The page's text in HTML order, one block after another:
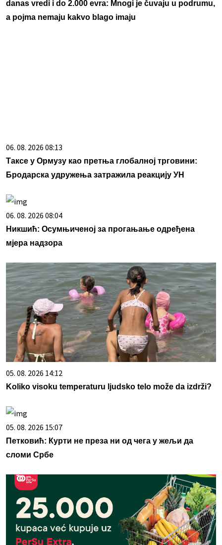
danas vredi i do 2.000 evra: Mnogi je čuvaju u podrumu,
a pojma nemaju kakvo blago imaju
06. 08. 2026 08:13
Таксе у Ормузу као претња глобалној трговини:
Бродарска удружења затражила реакцију УН
06. 08. 2026 08:04
Никшић: Осумњиченој за прогањање одређена
мјера надзора
05. 08. 2026 14:12
Koliko visoku temperaturu ljudsko telo može da izdrži?
05. 08. 2026 15:07
Петковић: Курти не преза ни од чега у жељи да
сломи Србе